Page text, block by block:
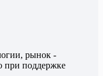
рынок -
при поддержке